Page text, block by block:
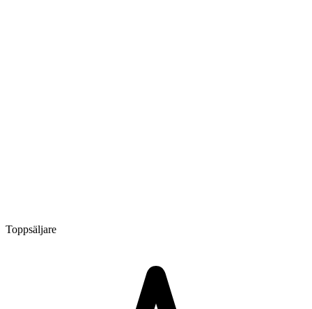
Toppsäljare